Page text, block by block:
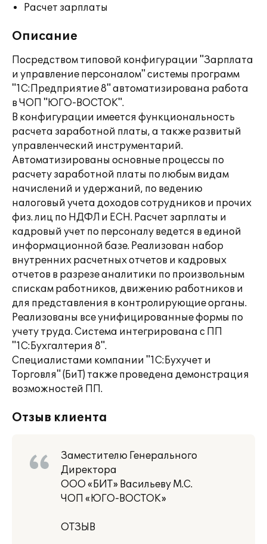
Расчет зарплаты
Описание
Посредством типовой конфигурации "Зарплата
и управление персоналом" системы программ
"1С:Предприятие 8" автоматизирована работа
в ЧОП "ЮГО-ВОСТОК".
В конфигурации имеется функциональность
расчета заработной платы, а также развитый
управленческий инструментарий.
Автоматизированы основные процессы по
расчету заработной платы по любым видам
начислений и удержаний, по ведению
налоговый учета доходов сотрудников и прочих
физ. лиц по НДФЛ и ЕСН. Расчет зарплаты и
кадровый учет по персоналу ведется в единой
информационной базе. Реализован набор
внутренних расчетных отчетов и кадровых
отчетов в разрезе аналитики по произвольным
спискам работников, движению работников и
для представления в контролирующие органы.
Реализованы все унифицированные формы по
учету труда. Система интегрирована с ПП
"1С:Бухгалтерия 8".
Специалистами компании "1С:Бухучет и
Торговля" (БиТ) также проведена демонстрация
возможностей ПП.
Отзыв клиента
Заместителю Генерального
Директора
ООО «БИТ» Васильеву М.С.
ЧОП «ЮГО-ВОСТОК»
ОТЗЫВ